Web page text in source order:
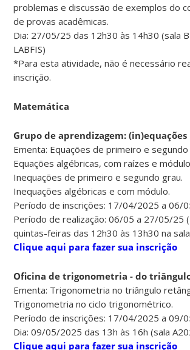
problemas e discussão de exemplos do
de provas acadêmicas.
Dia: 27/05/25 das 12h30 às 14h30 (sala
LABFIS)
*Para esta atividade, não é necessário
inscrição.
Matemática
Grupo de aprendizagem: (in)equações
Ementa: Equações de primeiro e segundo
Equações algébricas, com raízes e
Inequações de primeiro e segundo grau.
Inequações algébricas e com módulo.
Período de inscrições: 17/04/2025 a 06/
Período de realização: 06/05 a 27/05/25
quintas-feiras das 12h30 às 13h30 na
Clique aqui para fazer sua inscrição
Oficina de trigonometria - do
Ementa: Trigonometria no triângulo
Trigonometria no ciclo trigonométrico.
Período de inscrições: 17/04/2025 a 09/
Dia: 09/05/2025 das 13h às 16h (sala
Clique aqui para fazer sua inscrição